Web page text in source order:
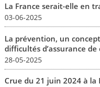
La France serait-elle en
03-06-2025
La prévention, un
difficultés d’assurance
28-05-2025
Crue du 21 juin 2024 à la